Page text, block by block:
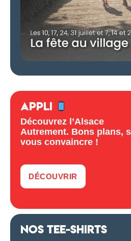
APPLI
Découvrez l’Alsace
Autrement. Bons plans,
vous convaincre !
DÉCOUVRIR
NOS TEE-SHIRTS